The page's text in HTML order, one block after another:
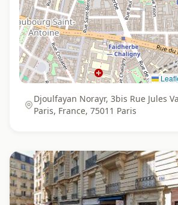
Djoulfayan Norayr, 3bis Rue Jules
Paris, France, 75011 Paris